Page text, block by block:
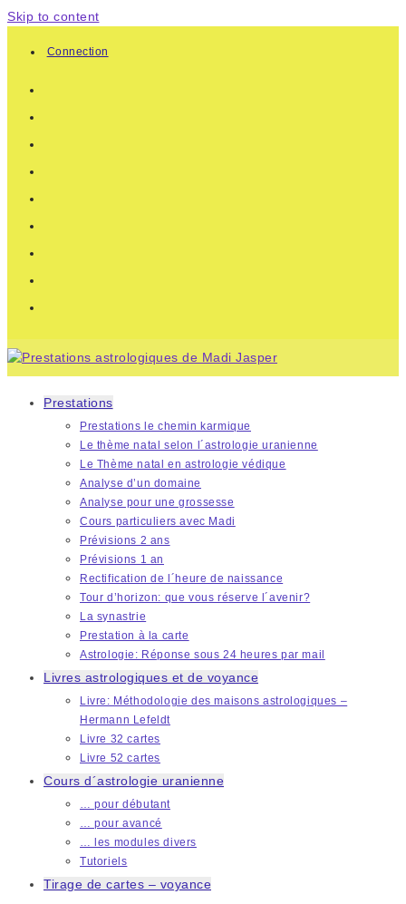
Skip to content
Connection
Prestations
Prestations le chemin karmique
Le thème natal selon l´astrologie uranienne
Le Thème natal en astrologie védique
Analyse d’un domaine
Analyse pour une grossesse
Cours particuliers avec Madi
Prévisions 2 ans
Prévisions 1 an
Rectification de l´heure de naissance
Tour d’horizon: que vous réserve l´avenir?
La synastrie
Prestation à la carte
Astrologie: Réponse sous 24 heures par mail
Livres astrologiques et de voyance
Livre: Méthodologie des maisons astrologiques –
Hermann Lefeldt
Livre 32 cartes
Livre 52 cartes
Cours d´astrologie uranienne
… pour débutant
… pour avancé
… les modules divers
Tutoriels
Tirage de cartes – voyance